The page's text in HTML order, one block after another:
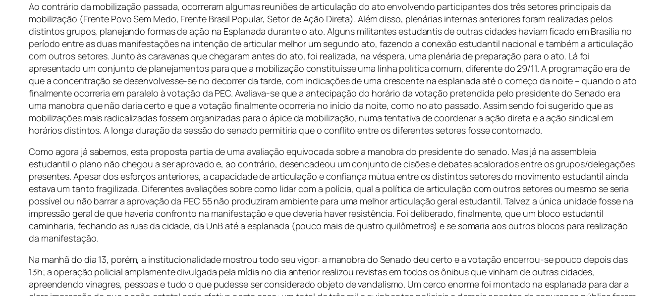
Ao contrário da mobilização passada, ocorreram algumas reuniões de articulação do ato envolvendo participantes dos três setores principais da
mobilização (Frente Povo Sem Medo, Frente Brasil Popular, Setor de Ação Direta). Além disso, plenárias internas anteriores foram realizadas pelos
distintos grupos, planejando formas de ação na Esplanada durante o ato. Alguns militantes estudantis de outras cidades haviam ficado em Brasília no
período entre as duas manifestações na intenção de articular melhor um segundo ato, fazendo a conexão estudantil nacional e também a articulação
com outros setores. Junto às caravanas que chegaram antes do ato, foi realizada, na véspera, uma plenária de preparação para o ato. Lá foi
apresentado um conjunto de planejamentos para que a mobilização constituísse uma linha política comum, diferente do 29/11. A programação era de
que a concentração se desenvolvesse-se no decorrer da tarde, com indicações de uma crescente na esplanada até o começo da noite – quando o ato
finalmente ocorreria em paralelo à votação da PEC. Avaliava-se que a antecipação do horário da votação pretendida pelo presidente do Senado era
uma manobra que não daria certo e que a votação finalmente ocorreria no início da noite, como no ato passado. Assim sendo foi sugerido que as
mobilizações mais radicalizadas fossem organizadas para o ápice da mobilização, numa tentativa de coordenar a ação direta e a ação sindical em
horários distintos. A longa duração da sessão do senado permitiria que o conflito entre os diferentes setores fosse contornado.
Como agora já sabemos, esta proposta partia de uma avaliação equivocada sobre a manobra do presidente do senado. Mas já na assembleia
estudantil o plano não chegou a ser aprovado e, ao contrário, desencadeou um conjunto de cisões e debates acalorados entre os grupos/delegações
presentes. Apesar dos esforços anteriores, a capacidade de articulação e confiança mútua entre os distintos setores do movimento estudantil ainda
estava um tanto fragilizada. Diferentes avaliações sobre como lidar com a polícia, qual a política de articulação com outros setores ou mesmo se seria
possível ou não barrar a aprovação da PEC 55 não produziram ambiente para uma melhor articulação geral estudantil. Talvez a única unidade fosse na
impressão geral de que haveria confronto na manifestação e que deveria haver resistência. Foi deliberado, finalmente, que um bloco estudantil
caminharia, fechando as ruas da cidade, da UnB até a esplanada (pouco mais de quatro quilômetros) e se somaria aos outros blocos para realização
da manifestação.
Na manhã do dia 13, porém, a institucionalidade mostrou todo seu vigor: a manobra do Senado deu certo e a votação encerrou-se pouco depois das
13h; a operação policial amplamente divulgada pela mídia no dia anterior realizou revistas em todos os ônibus que vinham de outras cidades,
apreendendo vinagres, pessoas e tudo o que pudesse ser considerado objeto de vandalismo. Um cerco enorme foi montado na esplanada para dar a